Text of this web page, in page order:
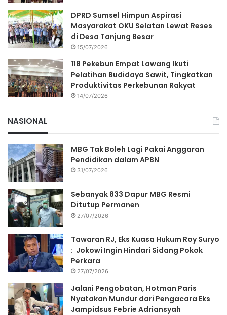
DPRD Sumsel Himpun Aspirasi
Masyarakat OKU Selatan Lewat Reses
di Desa Tanjung Besar
15/07/2026
118 Pekebun Empat Lawang Ikuti
Pelatihan Budidaya Sawit, Tingkatkan
Produktivitas Perkebunan Rakyat
14/07/2026
NASIONAL
MBG Tak Boleh Lagi Pakai Anggaran
Pendidikan dalam APBN
31/07/2026
Sebanyak 833 Dapur MBG Resmi
Ditutup Permanen
27/07/2026
Tawaran RJ, Eks Kuasa Hukum Roy Suryo
: Jokowi Ingin Hindari Sidang Pokok
Perkara
27/07/2026
Jalani Pengobatan, Hotman Paris
Nyatakan Mundur dari Pengacara Eks
Jampidsus Febrie Adriansyah